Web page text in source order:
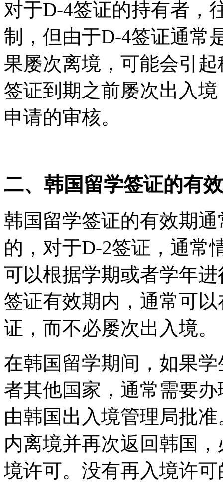
对于D-4签证的持有者，
制，但由于D-4签证通常
果屡次离境，可能会引
签证到期之前屡次出入
申请的审核。
二、韩国留学签证的有
韩国留学签证的有效期
的，对于D-2签证，通常
可以根据学期或者学年
签证有效期内，通常可
证，而不必屡次出入境。
在韩国留学期间，如果
者其他国家，通常需要
由韩国出入境管理局批
内离境并再次返回韩国
境许可。没有再入境许